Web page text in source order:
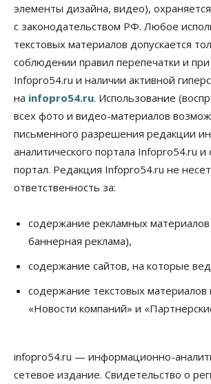
Бизнес
В аэропорту Толмачёво завершены
бетонированию рулежных дорожек
07 Августа 2026, 17:00
Новосибирцы стали
дома по упрощенной схеме
07 Августа 2026, 16:00
Власть Общество Право&Порядок
Роспотребнадзор изъял почти
мяса в Новосибирской области
Расходы новосибирцев на спорт
за полгода
07 Августа 2026, 14:35
07 Августа 2026, 14:00
07 Августа 2026, 13:55
элементы дизайна, видео),
с законодательством РФ. Любое
текстовых материалов допускается
соблюдении правил перепечатки и
Infopro54.ru и наличии активной
на infopro54.ru. Использование
всех фото и видео-материалов
письменного разрешения редакции
аналитического портала Infopro54.ru и
портал. Редакция Infopro54.ru не несет
ответственность за:
содержание рекламных материалов
баннерная реклама),
содержание сайтов, на которые
содержание текстовых материалов
«Новости компаний» и
infopro54.ru — информационно-
сетевое издание. Свидетельство о